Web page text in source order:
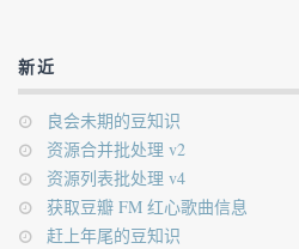
新近
良会未期的豆知识
资源合并批处理 v2
资源列表批处理 v4
获取豆瓣 FM 红心歌曲信息
赶上年尾的豆知识